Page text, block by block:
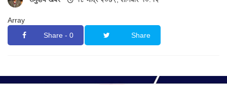
Array
Share - 0
Share